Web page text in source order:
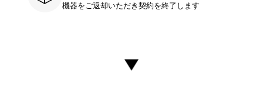
機器をご返却いただき契約を終了します